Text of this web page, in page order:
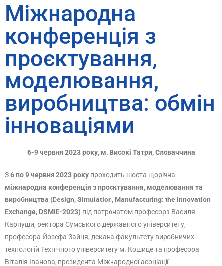
Міжнародна
конференція з
проєктування,
моделювання,
виробництва: обмін
інноваціями
6-9 червня 2023 року, м. Високі Татри, Словаччина
З6 по 9 червня 2023 року проходить шоста щорічна
міжнародна конференція з проєктування, моделювання та
виробництва (Design,Simulation, Manufacturing: the Innovation
Exchange, DSMIE-2023) під патронатом професора Василя
Карпуши, ректора Сумського державного університету,
професора Йозефа Зайця, декана факультету виробничих
технологій Технічного університету м. Кошице та професора
Віталія Іванова, президента Міжнародної асоціації